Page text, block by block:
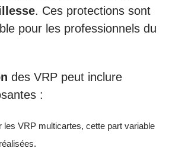
. Ces protections sont
pour les professionnels du
des VRP peut inclure
:
les VRP multicartes, cette part variable